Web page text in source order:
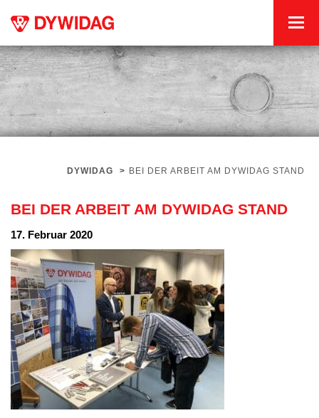
DYWIDAG > BEI DER ARBEIT AM DYWIDAG STAND
BEI DER ARBEIT AM DYWIDAG STAND
17. Februar 2020